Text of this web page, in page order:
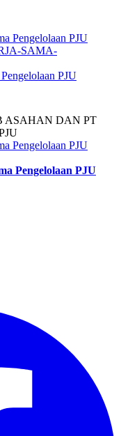
SAMA-
PJU
ASAHAN DAN PT
Pengelolaan PJU